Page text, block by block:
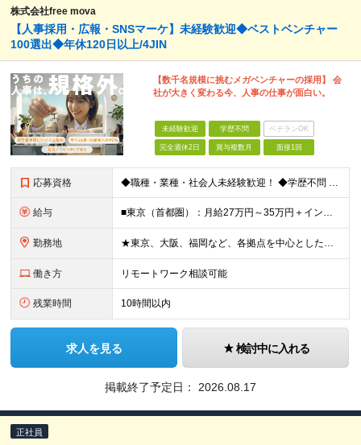
株式会社free mova
【人事採用・広報・SNSマーケ】未経験歓迎◆ベストベンチャー
100選出◆年休120日以上/4JIN
【数千名規模に挑むメガベンチャーの採用】 会
社が大きく変わる今、人事の仕事が面白い。
未経験歓迎 学歴不問 ベテランOK
完全週休2日 賞与複数月 面接1回
応募資格 ◆職種・業種・社会人未経験歓迎！ ◆学歴不問 ◆34歳以下の方 ※若年層の長期キャリア形成のため ◎メンバーの99％が未経験入社 ◎人柄・ポテンシャル重視採用 ◎早期から活躍したい方大歓迎 経験や
給与 ■東京（首都圏）：月給27万円～35万円＋インセンティブ ■大阪：月給25万円～35万円＋インセンティブ ■その他地方：月給23万円～35万円＋インセンティブ ※上記の額には下記の固定残業代を含みま
勤務地 ★東京、大阪、福岡など、各拠点を中心とした全国採用 ★仙台、名古屋で積極採用中 ★希望に沿わない転勤なし ★U・Iターン歓迎 ■東京本社 東京都渋谷区道玄坂2-25-12 道玄坂通3階3-1a ■
働き方 リモートワーク相談可能
残業時間 10時間以内
求人を見る 検討中に入れる
掲載終了予定日： 2026.08.17
正社員